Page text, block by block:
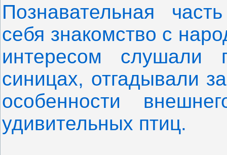
Познавательная
себя знакомство с
интересом слушали
синицах, отгадывали
особенности
удивительных птиц.